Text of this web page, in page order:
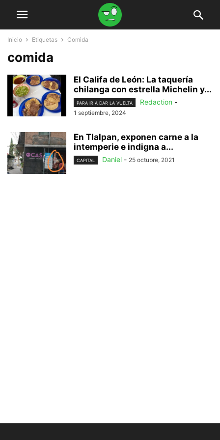
Inicio Etiquetas Comida
comida
El Califa de León: La taquería
chilanga con estrella Michelin y...
PARA IR A DAR LA VUELTA Redaction -
1 septiembre, 2024
En Tlalpan, exponen carne a la
intemperie e indigna a...
CAPITAL Daniel - 25 octubre, 2021